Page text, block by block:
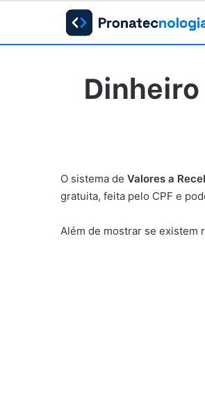
O sistema de Valores a
gratuita, feita pelo CPF e
Além de mostrar se existem